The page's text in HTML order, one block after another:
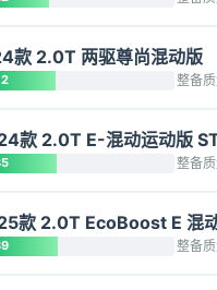
款 2.0T 两驱尊尚混动版
整备
款 2.0T E-混动运动版
整备
款 2.0T EcoBoost E 混
整备